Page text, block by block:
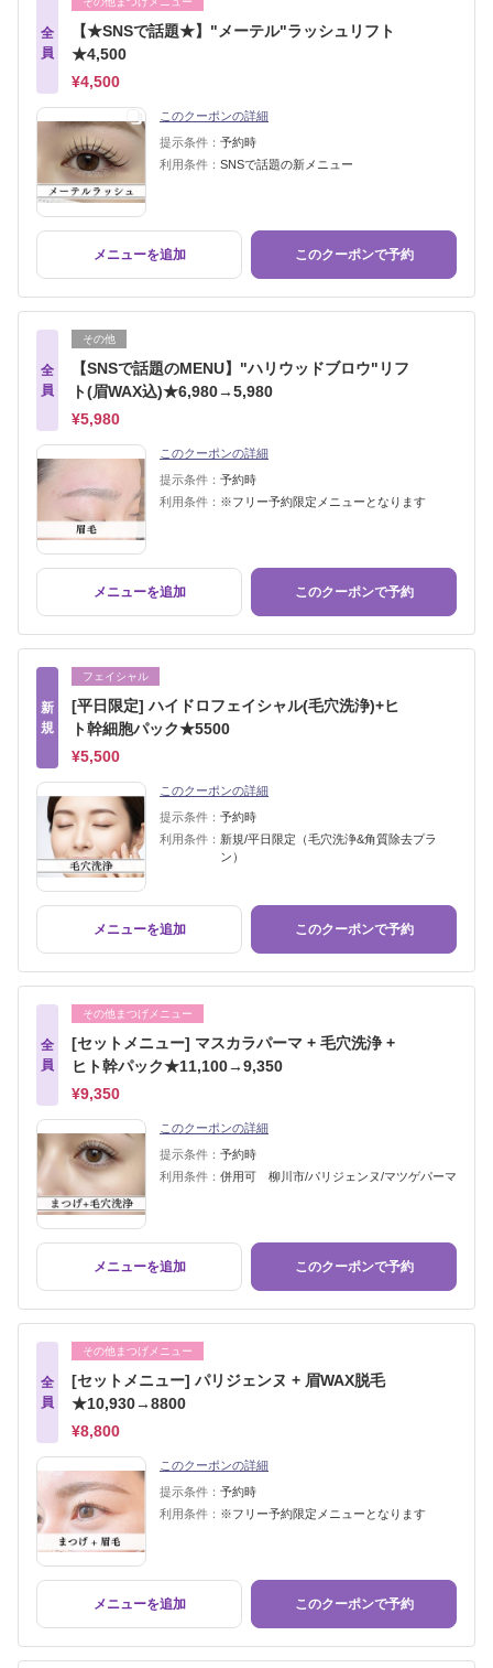
全
員
【★SNSで話題★】"メーテル"ラッシュリフト
★4,500
¥4,500
このクーポンの詳細
提示条件： 予約時
利用条件： SNSで話題の新メニュー
メニューを追加 このクーポンで予約
全
員
その他
【SNSで話題のMENU】"ハリウッドブロウ"リフ
ト(眉WAX込)★6,980→5,980
¥5,980
このクーポンの詳細
提示条件： 予約時
利用条件： ※フリー予約限定メニューとなります
メニューを追加 このクーポンで予約
新
規
フェイシャル
[平日限定] ハイドロフェイシャル(毛穴洗浄)+ヒ
ト幹細胞パック★5500
¥5,500
このクーポンの詳細
提示条件： 予約時
利用条件： 新規/平日限定（毛穴洗浄&角質除去プラ
ン）
メニューを追加 このクーポンで予約
全
員
その他まつげメニュー
[セットメニュー] マスカラパーマ + 毛穴洗浄 +
ヒト幹パック★11,100→9,350
¥9,350
このクーポンの詳細
提示条件： 予約時
利用条件： 併用可 柳川市/パリジェンヌ/マツゲパーマ
メニューを追加 このクーポンで予約
全
員
その他まつげメニュー
[セットメニュー] パリジェンヌ + 眉WAX脱毛
★10,930→8800
¥8,800
このクーポンの詳細
提示条件： 予約時
利用条件： ※フリー予約限定メニューとなります
メニューを追加 このクーポンで予約